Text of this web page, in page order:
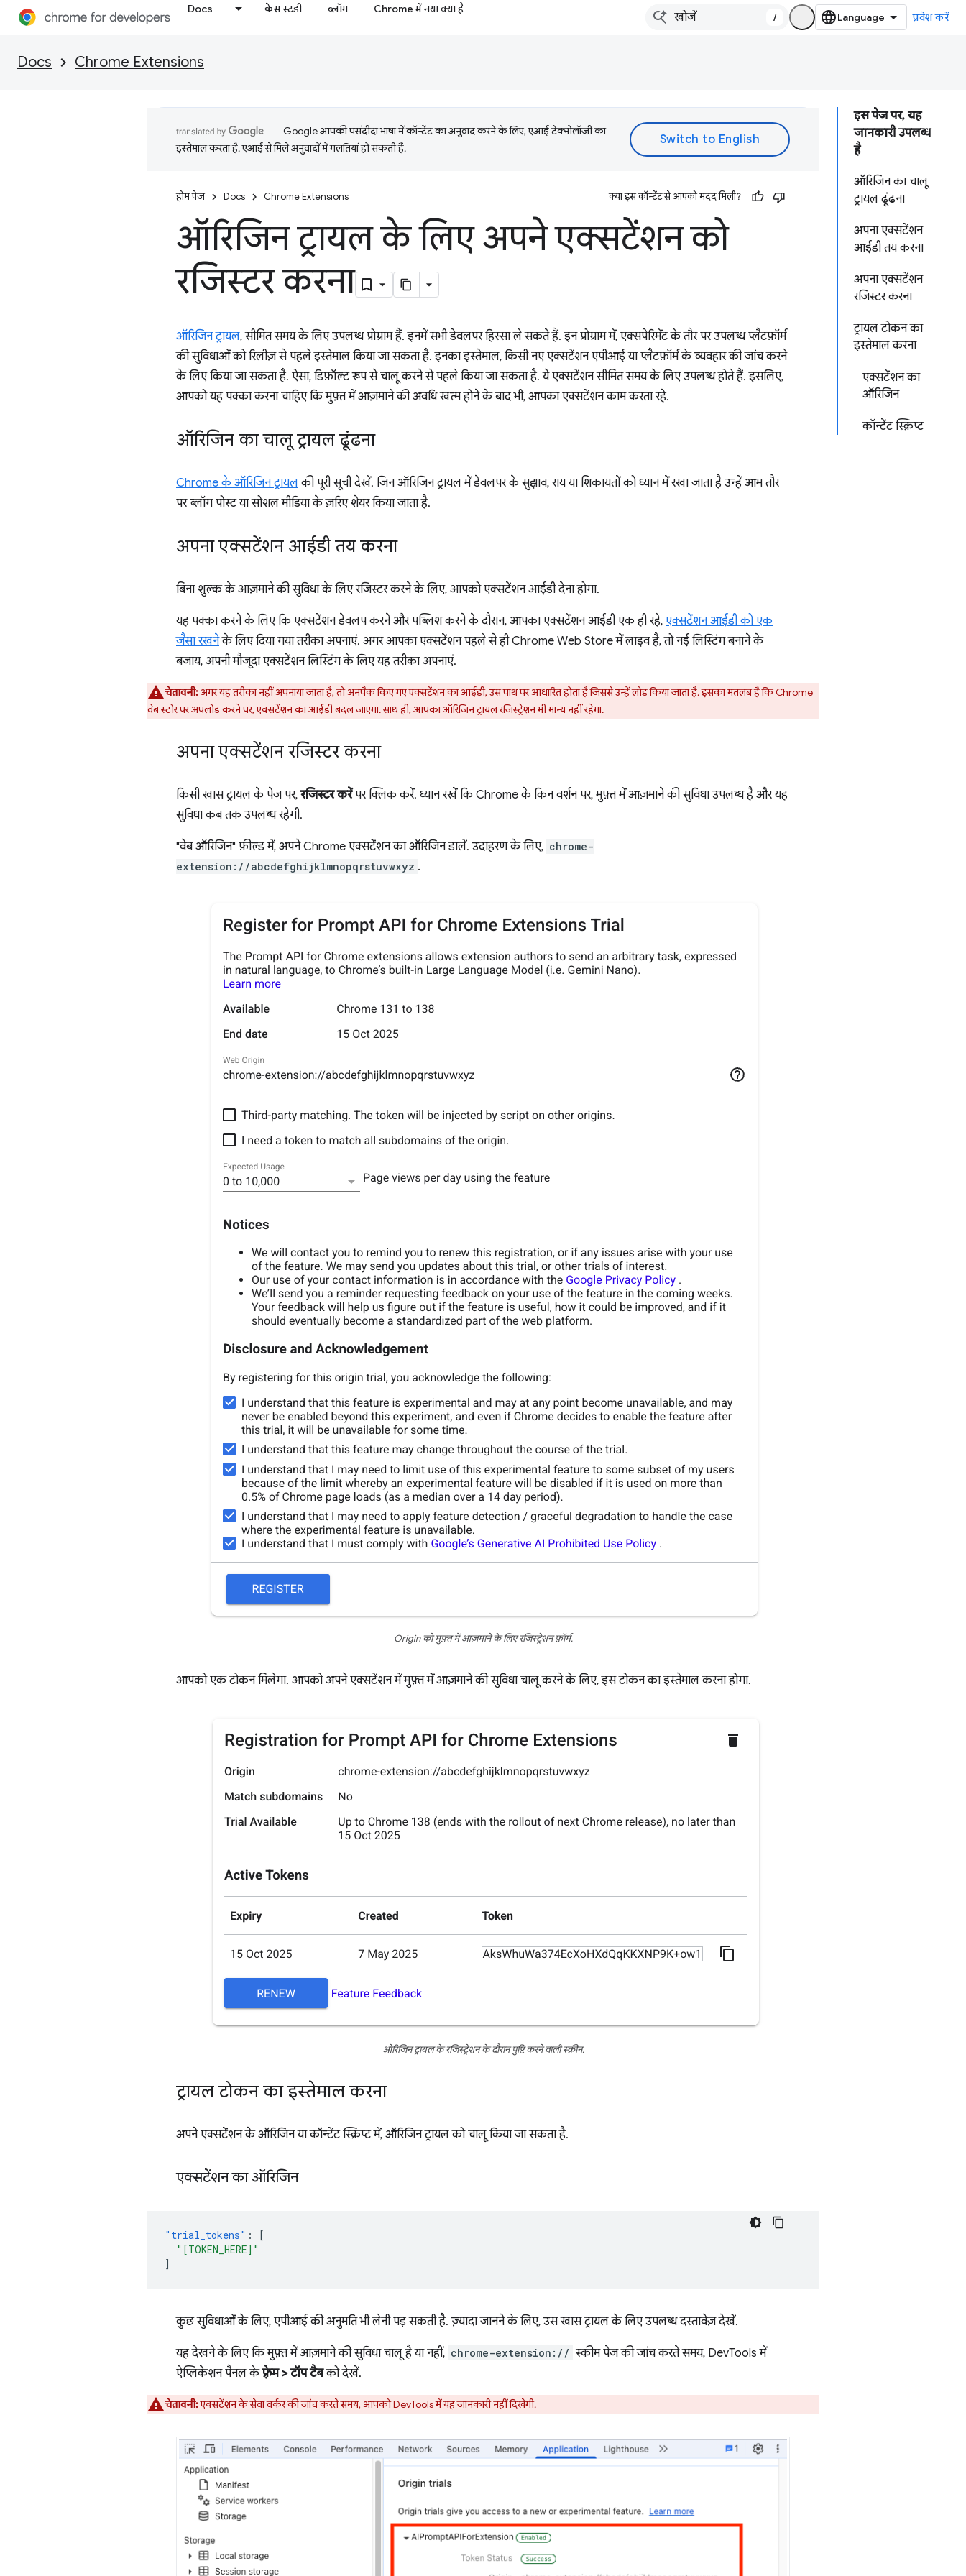
Docs केस स्टडी ब्लॉग Chrome में नया क्या है
/ प्रवेश करें
Docs Chrome Extensions
इस पेज पर, यह
जानकारी उपलब्ध
है
ऑरिजिन का चालू
ट्रायल ढूंढना
अपना एक्सटेंशन
आईडी तय करना
अपना एक्सटेंशन
रजिस्टर करना
ट्रायल टोकन का
इस्तेमाल करना
एक्सटेंशन का
ऑरिजिन
कॉन्टेंट स्क्रिप्ट
Google आपकी पसंदीदा भाषा में कॉन्टेंट का अनुवाद करने के लिए, एआई टेक्नोलॉजी का
इस्तेमाल करता है. एआई से मिले अनुवादों में गलतियां हो सकती हैं.
होम पेज Docs Chrome Extensions क्या इस कॉन्टेंट से आपको मदद मिली?
ऑरिजिन ट्रायल के लिए अपने एक्सटेंशन को
रजिस्टर करना
ऑरिजिन ट्रायल, सीमित समय के लिए उपलब्ध प्रोग्राम हैं. इनमें सभी डेवलपर हिस्सा ले सकते हैं. इन प्रोग्राम में, एक्सपेरिमेंट के तौर पर उपलब्ध प्लैटफ़ॉर्म
की सुविधाओं को रिलीज़ से पहले इस्तेमाल किया जा सकता है. इनका इस्तेमाल, किसी नए एक्सटेंशन एपीआई या प्लैटफ़ॉर्म के व्यवहार की जांच करने
के लिए किया जा सकता है. ऐसा, डिफ़ॉल्ट रूप से चालू करने से पहले किया जा सकता है. ये एक्सटेंशन सीमित समय के लिए उपलब्ध होते हैं. इसलिए,
आपको यह पक्का करना चाहिए कि मुफ़्त में आज़माने की अवधि खत्म होने के बाद भी, आपका एक्सटेंशन काम करता रहे.
ऑरिजिन का चालू ट्रायल ढूंढना
Chrome के ऑरिजिन ट्रायलकी पूरी सूची देखें. जिन ऑरिजिन ट्रायल में डेवलपर के सुझाव, राय या शिकायतों को ध्यान में रखा जाता है उन्हें आम तौर
पर ब्लॉग पोस्ट या सोशल मीडिया के ज़रिए शेयर किया जाता है.
अपना एक्सटेंशन आईडी तय करना
बिना शुल्क के आज़माने की सुविधा के लिए रजिस्टर करने के लिए, आपको एक्सटेंशन आईडी देना होगा.
यह पक्का करने के लिए कि एक्सटेंशन डेवलप करने और पब्लिश करने के दौरान, आपका एक्सटेंशन आईडी एक ही रहे, एक्सटेंशन आईडी को एक
जैसा रखनेके लिए दिया गया तरीका अपनाएं. अगर आपका एक्सटेंशन पहले से ही Chrome Web Store में लाइव है, तो नई लिस्टिंग बनाने के
बजाय, अपनी मौजूदा एक्सटेंशन लिस्टिंग के लिए यह तरीका अपनाएं.
चेतावनी:अगर यह तरीका नहीं अपनाया जाता है, तो अनपैक किए गए एक्सटेंशन का आईडी, उस पाथ पर आधारित होता है जिससे उन्हें लोड किया जाता है. इसका मतलब है कि Chrome
वेब स्टोर पर अपलोड करने पर, एक्सटेंशन का आईडी बदल जाएगा. साथ ही, आपका ऑरिजिन ट्रायल रजिस्ट्रेशन भी मान्य नहीं रहेगा.
अपना एक्सटेंशन रजिस्टर करना
किसी खास ट्रायल के पेज पर, रजिस्टर करेंपर क्लिक करें. ध्यान रखें कि Chrome के किन वर्शन पर, मुफ़्त में आज़माने की सुविधा उपलब्ध है और यह
सुविधा कब तक उपलब्ध रहेगी.
"वेब ऑरिजिन" फ़ील्ड में, अपने Chrome एक्सटेंशन का ऑरिजिन डालें. उदाहरण के लिए, chrome-
extension://abcdefghijklmnopqrstuvwxyz .
Origin को मुफ़्त में आज़माने के लिए रजिस्ट्रेशन फ़ॉर्म.
आपको एक टोकन मिलेगा. आपको अपने एक्सटेंशन में मुफ़्त में आज़माने की सुविधा चालू करने के लिए, इस टोकन का इस्तेमाल करना होगा.
ओरिजिन ट्रायल के रजिस्ट्रेशन के दौरान पुष्टि करने वाली स्क्रीन.
ट्रायल टोकन का इस्तेमाल करना
अपने एक्सटेंशन के ऑरिजिन या कॉन्टेंट स्क्रिप्ट में, ऑरिजिन ट्रायल को चालू किया जा सकता है.
एक्सटेंशन का ऑरिजिन
"trial_tokens" :
[
"[TOKEN_HERE]"
]
कुछ सुविधाओं के लिए, एपीआई की अनुमति भी लेनी पड़ सकती है. ज़्यादा जानने के लिए, उस खास ट्रायल के लिए उपलब्ध दस्तावेज़ देखें.
यह देखने के लिए कि मुफ़्त में आज़माने की सुविधा चालू है या नहीं, chrome-extension:// स्कीम पेज की जांच करते समय, DevTools में
ऐप्लिकेशन पैनल केफ़्रेम > टॉप टैबको देखें.
चेतावनी:एक्सटेंशन के सेवा वर्कर की जांच करते समय, आपको DevTools में यह जानकारी नहीं दिखेगी.